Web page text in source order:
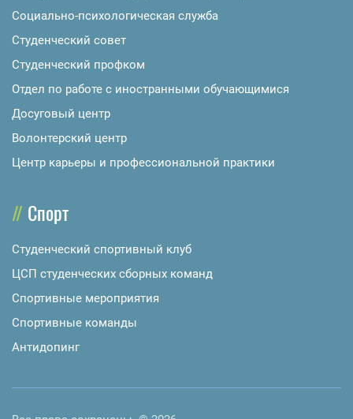
Социально-психологическая служба
Студенческий совет
Студенческий профком
Отдел по работе с иностранными обучающимися
Досуговый центр
Волонтерский центр
Центр карьеры и профессиональной практики
Спорт
Студенческий спортивный клуб
ЦСП студенческих сборных команд
Спортивные мероприятия
Спортивные команды
Антидопинг